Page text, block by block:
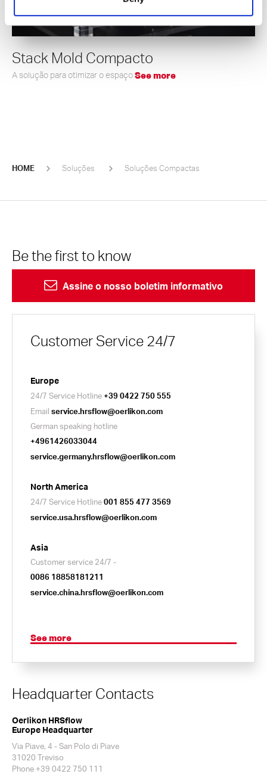
Stack Mold Compacto
A solução para otimizar o espaçoSee more
HOME Soluções Soluções Compactas
Be the first to know
Assine o nosso boletim informativo
Customer Service 24/7
Europe
24/7 Service Hotline+39 0422 750 555
Email service.hrsflow@oerlikon.com
German speaking hotline
+4961426033044
service.germany.hrsflow@oerlikon.com
North America
24/7 Service Hotline001 855 477 3569
service.usa.hrsflow@oerlikon.com
Asia
Customer service 24/7 -
0086 18858181211
service.china.hrsflow@oerlikon.com
See more
Headquarter Contacts
Oerlikon HRSflow
Europe Headquarter
Via Piave, 4 - San Polo di Piave
31020 Treviso
Phone +39 0422 750 111